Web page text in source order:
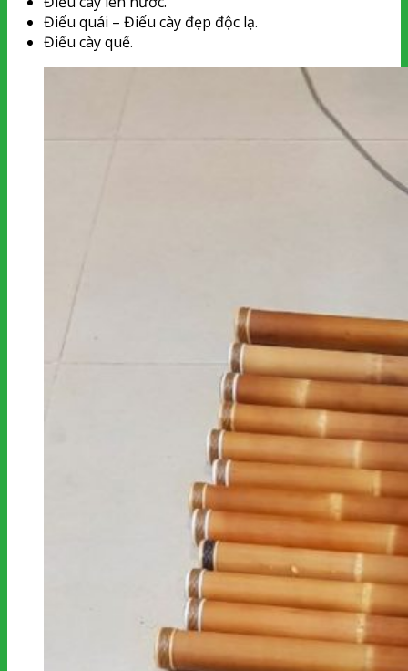
Điếu quái – Điếu cày đẹp độc lạ.
Điếu cày quế.